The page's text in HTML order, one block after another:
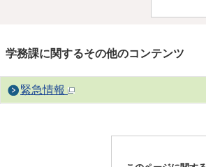
学務課に関するその他のコンテンツ
緊急情報